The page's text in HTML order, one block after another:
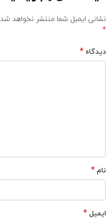
نشانی ایمیل شما منتشر نخواهد
*
دیدگاه *
نام *
ایمیل *